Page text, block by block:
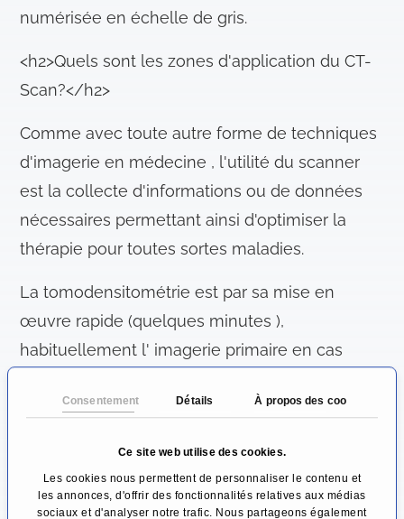
Consentement Détails À propos des cookies
Ce site web utilise des cookies.
Les cookies nous permettent de personnaliser le contenu et
les annonces, d'offrir des fonctionnalités relatives aux médias
sociaux et d'analyser notre trafic. Nous partageons également
numérisée en échelle de gris.
<h2>Quels sont les zones d'application du CT-
Scan?</h2>
Comme avec toute autre forme de techniques
d'imagerie en médecine , l'utilité du scanner
est la collecte d'informations ou de données
nécessaires permettant ainsi d'optimiser la
thérapie pour toutes sortes maladies.
La tomodensitométrie est par sa mise en
œuvre rapide (quelques minutes ),
habituellement l' imagerie primaire en cas
(IRM ) a échoué dans une période de 15-30
cérébrale traumatique et d'AVC aigu. Les